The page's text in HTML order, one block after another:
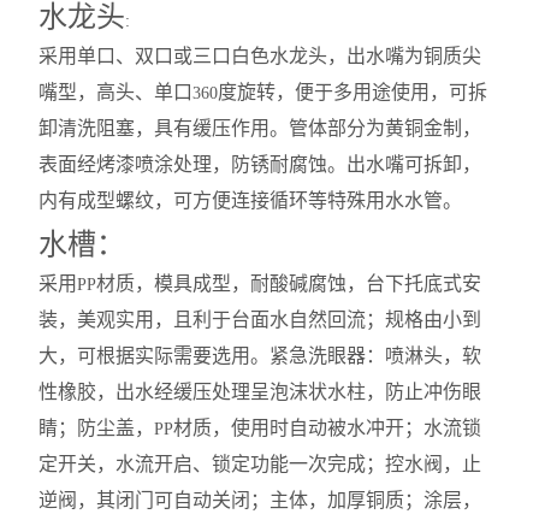
水龙头:
采用单口、双口或三口白色水龙头，出水嘴为铜质尖
嘴型，高头、单口360度旋转，便于多用途使用，可拆
卸清洗阻塞，具有缓压作用。管体部分为黄铜金制，
表面经烤漆喷涂处理，防锈耐腐蚀。出水嘴可拆卸，
内有成型螺纹，可方便连接循环等特殊用水水管。
水槽：
采用PP材质，模具成型，耐酸碱腐蚀，台下托底式安
装，美观实用，且利于台面水自然回流；规格由小到
大，可根据实际需要选用。紧急洗眼器：喷淋头，软
性橡胶，出水经缓压处理呈泡沫状水柱，防止冲伤眼
睛；防尘盖，PP材质，使用时自动被水冲开；水流锁
定开关，水流开启、锁定功能一次完成；控水阀，止
逆阀，其闭门可自动关闭；主体，加厚铜质；涂层，